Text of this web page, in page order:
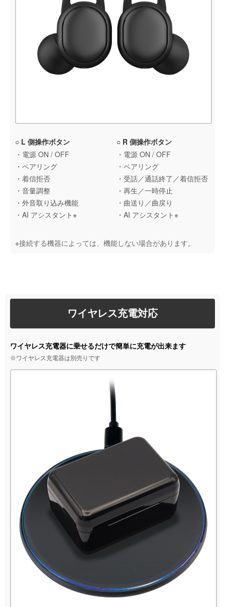
○ L 側操作ボタン
・電源 ON / OFF
・ペアリング
・着信拒否
・音量調整
・外音取り込み機能
・AI アシスタント※
○ R 側操作ボタン
・電源 ON / OFF
・ペアリング
・受話／通話終了／着信拒否
・再生／一時停止
・曲送り／曲戻り
・AI アシスタント※
※接続する機器によっては、機能しない場合があります。
ワイヤレス充電対応
ワイヤレス充電器に乗せるだけで簡単に充電が出来ます
※ワイヤレス充電器は別売りです